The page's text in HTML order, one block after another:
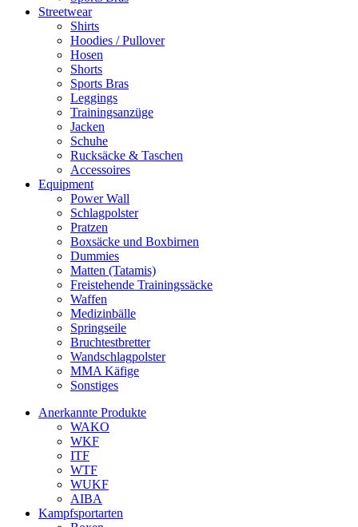
Streetwear
Shirts
Hoodies / Pullover
Hosen
Shorts
Sports Bras
Leggings
Trainingsanzüge
Jacken
Schuhe
Rucksäcke & Taschen
Accessoires
Equipment
Power Wall
Schlagpolster
Pratzen
Boxsäcke und Boxbirnen
Dummies
Matten (Tatamis)
Freistehende Trainingssäcke
Waffen
Medizinbälle
Springseile
Bruchtestbretter
Wandschlagpolster
MMA Käfige
Sonstiges
Anerkannte Produkte
WAKO
WKF
ITF
WTF
WUKF
AIBA
Kampfsportarten